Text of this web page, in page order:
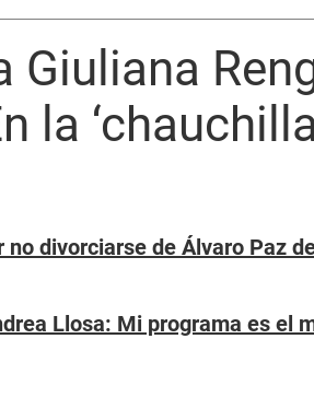
Giuliana
la
divorciarse de Álvaro Paz
Llosa: Mi programa es el